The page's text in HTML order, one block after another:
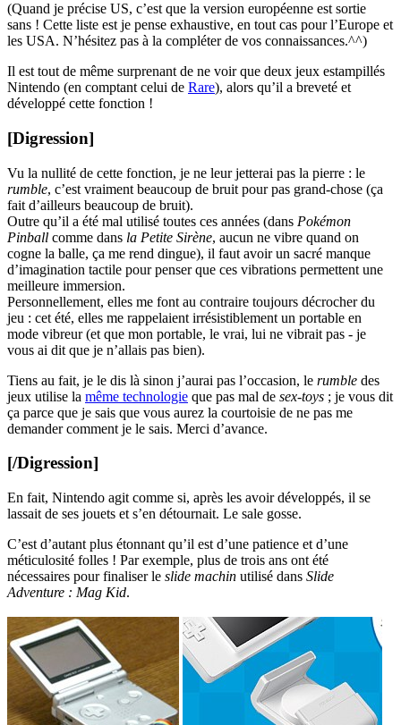
(Quand je précise US, c’est que la version européenne est sortie
sans ! Cette liste est je pense exhaustive, en tout cas pour l’Europe et
les USA. N’hésitez pas à la compléter de vos connaissances.^^)
Il est tout de même surprenant de ne voir que deux jeux estampillés
Nintendo (en comptant celui de Rare), alors qu’il a breveté et
développé cette fonction !
[Digression]
Vu la nullité de cette fonction, je ne leur jetterai pas la pierre : le
rumble, c’est vraiment beaucoup de bruit pour pas grand-chose (ça
fait d’ailleurs beaucoup de bruit).
Outre qu’il a été mal utilisé toutes ces années (dans Pokémon
Pinball comme dans la Petite Sirène, aucun ne vibre quand on
cogne la balle, ça me rend dingue), il faut avoir un sacré manque
d’imagination tactile pour penser que ces vibrations permettent une
meilleure immersion.
Personnellement, elles me font au contraire toujours décrocher du
jeu : cet été, elles me rappelaient irrésistiblement un portable en
mode vibreur (et que mon portable, le vrai, lui ne vibrait pas - je
vous ai dit que je n’allais pas bien).
Tiens au fait, je le dis là sinon j’aurai pas l’occasion, le rumble des
jeux utilise la même technologie que pas mal de sex-toys ; je vous dit
ça parce que je sais que vous aurez la courtoisie de ne pas me
demander comment je le sais. Merci d’avance.
[/Digression]
En fait, Nintendo agit comme si, après les avoir développés, il se
lassait de ses jouets et s’en détournait. Le sale gosse.
C’est d’autant plus étonnant qu’il est d’une patience et d’une
méticulosité folles ! Par exemple, plus de trois ans ont été
nécessaires pour finaliser le slide machin utilisé dans Slide
Adventure : Mag Kid.